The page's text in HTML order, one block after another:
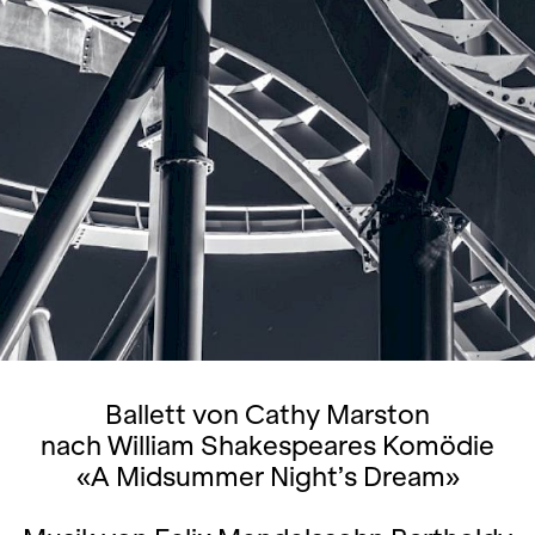
Ballett von Cathy Marston
nach William Shakespeares Komödie
«A Midsummer Night’s Dream»